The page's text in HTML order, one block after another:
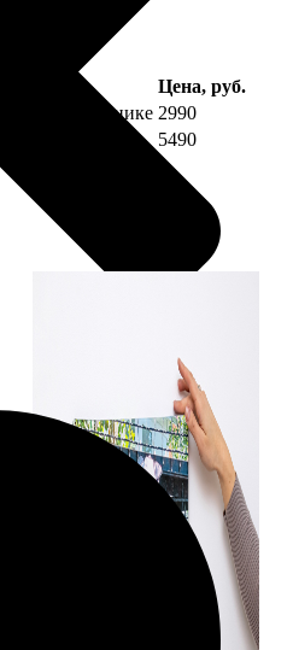
Цена, руб.
на подрамнике 2990
в раме
5490